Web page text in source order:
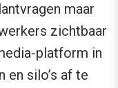
maar
zichtbaar
platform in
en silo’s af te